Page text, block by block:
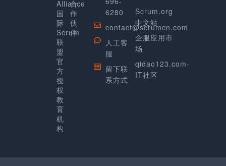
Alliance
国
际
Scrum
联
盟
官
方
授
权
教
育
机
构
合
作
伙
伴
6280
contact@scrumcn.com
人工客
服
留下联
系方式
Scrum.org
中文站
企服应用市
场
qidao123.com-
IT社区